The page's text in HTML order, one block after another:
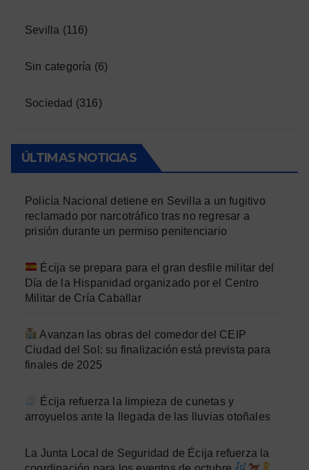
Sevilla (116)
Sin categoría (6)
Sociedad (316)
ÚLTIMAS NOTICIAS
Policía Nacional detiene en Sevilla a un fugitivo
reclamado por narcotráfico tras no regresar a
prisión durante un permiso penitenciario
Écija se prepara para el gran desfile militar del
Día de la Hispanidad organizado por el Centro
Militar de Cría Caballar
Avanzan las obras del comedor del CEIP
Ciudad del Sol: su finalización está prevista para
finales de 2025
Écija refuerza la limpieza de cunetas y
arroyuelos ante la llegada de las lluvias otoñales
La Junta Local de Seguridad de Écija refuerza la